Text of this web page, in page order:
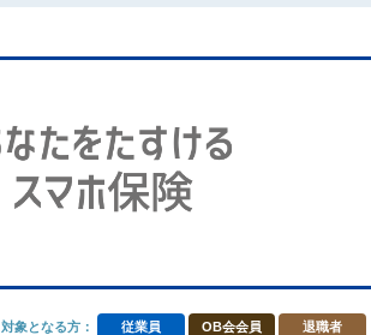
対象となる方： 従業員 OB会会員 退職者